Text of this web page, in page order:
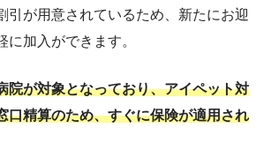
引が用意されているため、新たにお迎
に加入ができます。
院が対象となっており、アイペット対
口精算のため、すぐに保険が適用され